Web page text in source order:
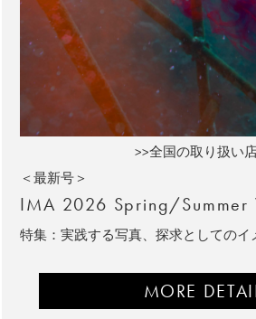
>>全国の取り扱い
＜最新号＞
IMA 2026 Spring/Summer
特集：実践する写真、探求としてのイ
MORE